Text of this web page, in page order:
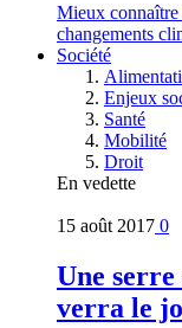
Mieux connaître
changements
Société
Enjeux
Santé
Mobilité
Droit
En vedette
15 août 2017 0
Une serre
verra le